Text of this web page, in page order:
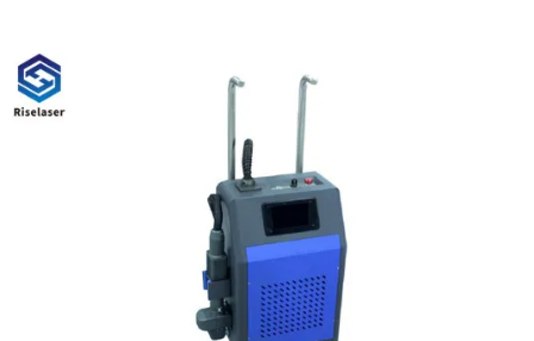
জন্য
আবেদন